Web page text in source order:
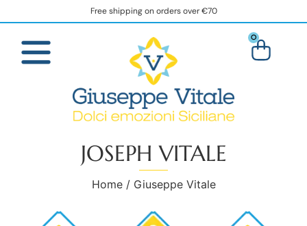
Free shipping on orders over €70
0
JOSEPH VITALE
Home/ Giuseppe Vitale